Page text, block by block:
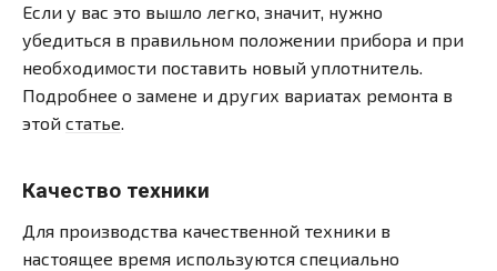
Если у вас это вышло легко, значит, нужно
убедиться в правильном положении прибора и при
необходимости поставить новый уплотнитель.
Подробнее о замене и других вариатах ремонта в
этой статье.
Качество техники
Для производства качественной техники в
настоящее время используются специально